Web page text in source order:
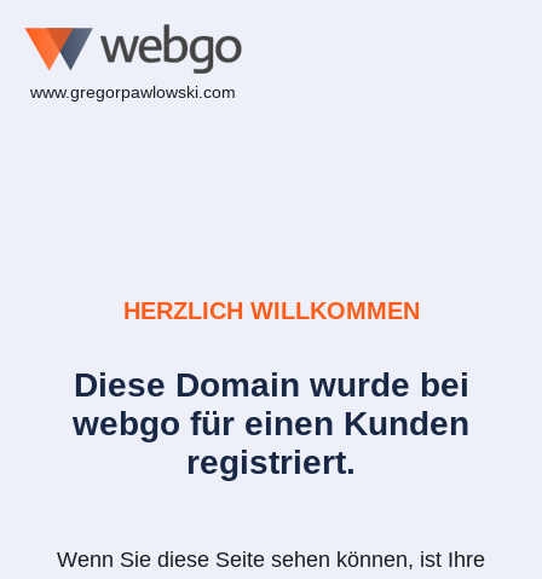
www.gregorpawlowski.com
HERZLICH WILLKOMMEN
Diese Domain wurde bei
webgo für einen Kunden
registriert.
Wenn Sie diese Seite sehen können, ist Ihre